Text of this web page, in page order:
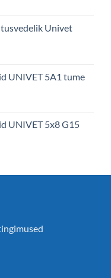
Univet
UNIVET 5A1 tume
UNIVET 5x8 G15